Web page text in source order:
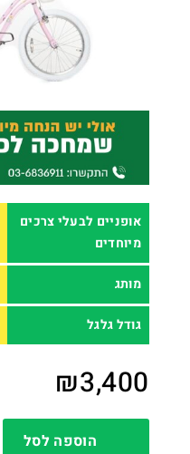
אופניים לבעלי צרכים
מיוחדים
מותג
גודל גלגל
₪3,400
הוספה לסל